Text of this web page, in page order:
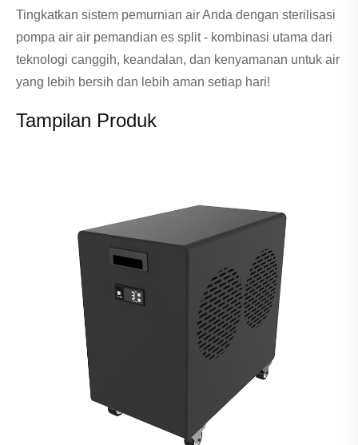
Tingkatkan sistem pemurnian air Anda dengan sterilisasi
pompa air air pemandian es split - kombinasi utama dari
teknologi canggih, keandalan, dan kenyamanan untuk air
yang lebih bersih dan lebih aman setiap hari!
Tampilan Produk